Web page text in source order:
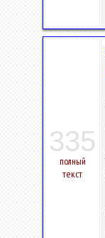
335
полный
текст